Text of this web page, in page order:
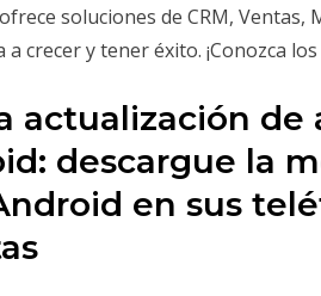
soluciones de CRM,
a crecer y tener éxito. ¡Conozca
actualización de
descargue la
en sus